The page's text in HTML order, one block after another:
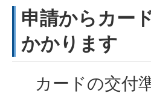
申請からカー
かかります
カードの交付